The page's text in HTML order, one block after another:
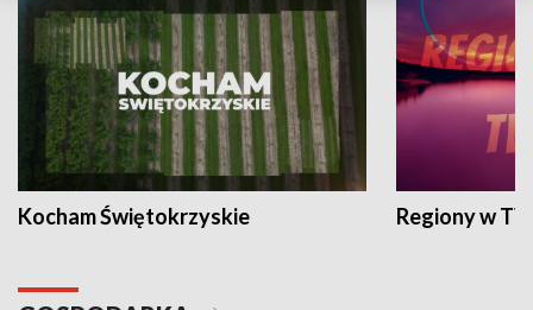
Kocham Świętokrzyskie Regiony w